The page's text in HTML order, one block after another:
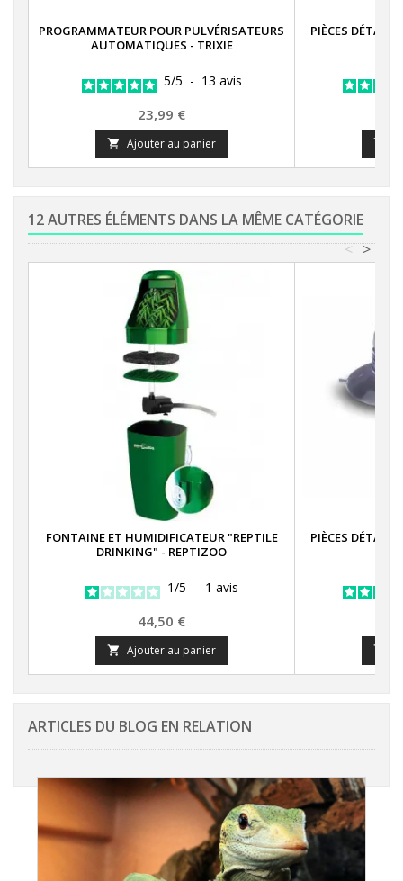
PROGRAMMATEUR POUR PULVÉRISATEURS
AUTOMATIQUES - TRIXIE
5/5 - 13 avis
Prix
23,99 €
 Ajouter au panier
PIÈCES

12 AUTRES ÉLÉMENTS DANS LA MÊME CATÉGORIE
>
<
FONTAINE ET HUMIDIFICATEUR "REPTILE
DRINKING" - REPTIZOO
1/5 - 1 avis
Prix
44,50 €
 Ajouter au panier
PIÈCES

ARTICLES DU BLOG EN RELATION